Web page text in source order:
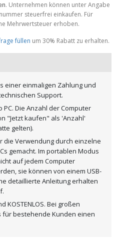
. Unternehmen können unter Angabe
steuerfrei einkaufen. Für
Mehrwertsteuer erhoben.
füllen um 30% Rabatt zu erhalten.
einer einmaligen Zahlung und
Support.
Die Anzahl der Computer
"Jetzt kaufen" als 'Anzahl'
gelten).
die Verwendung durch einzelne
gemacht. Im portablen Modus
auf jedem Computer
sie können von einem USB-
detaillierte Anleitung erhalten
KOSTENLOS. Bei großen
für bestehende Kunden einen